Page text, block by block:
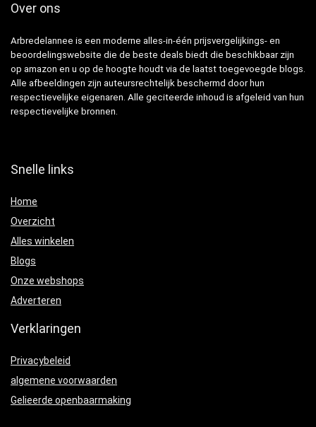
Over ons
Arbredelannee is een moderne alles-in-één prijsvergelijkings- en
beoordelingswebsite die de beste deals biedt die beschikbaar zijn
op amazon en u op de hoogte houdt via de laatst toegevoegde blogs.
Alle afbeeldingen zijn auteursrechtelijk beschermd door hun
respectievelijke eigenaren. Alle geciteerde inhoud is afgeleid van hun
respectievelijke bronnen.
Snelle links
Home
Overzicht
Alles winkelen
Blogs
Onze webshops
Adverteren
Verklaringen
Privacybeleid
algemene voorwaarden
Gelieerde openbaarmaking